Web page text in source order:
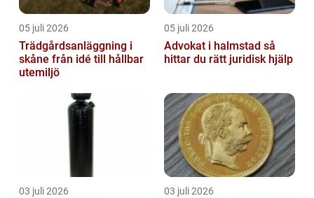
05 juli 2026
Trädgårdsanläggning i
skåne från idé till hållbar
utemiljö
05 juli 2026
Advokat i halmstad så
hittar du rätt juridisk hjälp
03 juli 2026 03 juli 2026